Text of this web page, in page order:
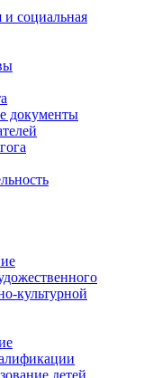
и социальная
документы
культурной
детей